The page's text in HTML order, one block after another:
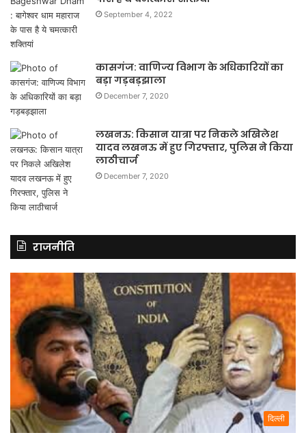
September 4, 2022
कासगंज: वाणिज्य विभाग के अधिकारियों का
बड़ा गड़बड़झाला
December 7, 2020
लखनऊ: किसान यात्रा पर निकले अखिलेश
यादव लखनऊ में हुए गिरफ्तार, पुलिस ने किया
लाठीचार्ज
December 7, 2020
राजनीति
दिल्ली